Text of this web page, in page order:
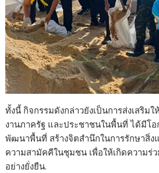
ทั้งนี้ กิจกรรมดังกล่าวยังเป็นการส่งเสริม
งานภาครัฐ และประชาชนในพื้นที่ ได้มีโอ
พัฒนาพื้นที่ สร้างจิตสำนึกในการรักษาสิ่ง
ความสามัคคีในชุมชน เพื่อให้เกิดความ
อย่างยั่งยืน.